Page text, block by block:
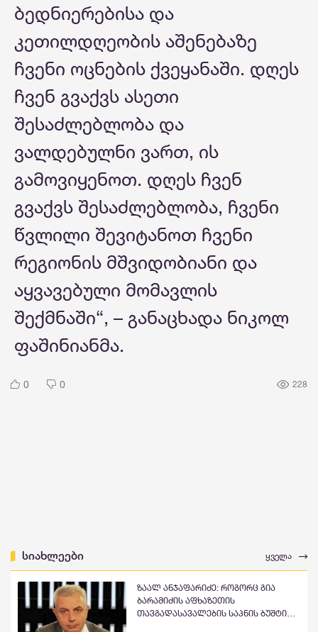
ბედნიერებისა და
კეთილდღეობის აშენებაზე
ჩვენი ოცნების ქვეყანაში. დღეს
ჩვენ გვაქვს ასეთი
შესაძლებლობა და
ვალდებულნი ვართ, ის
გამოვიყენოთ. დღეს ჩვენ
გვაქვს შესაძლებლობა, ჩვენი
წვლილი შევიტანოთ ჩვენი
რეგიონის მშვიდობიანი და
აყვავებული მომავლის
შექმნაში“, – განაცხადა ნიკოლ
ფაშინიანმა.
0 0 228
სიახლეები ყველა
ზაალ ანჯაფარიძე: როგორც გია
ბარამიძის აფხაზეთის
თავგადასავალების საპნის ბუშტი